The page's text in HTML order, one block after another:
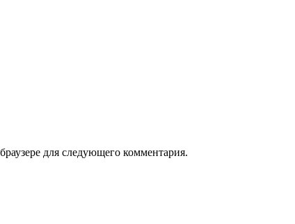
для следующего комментария.